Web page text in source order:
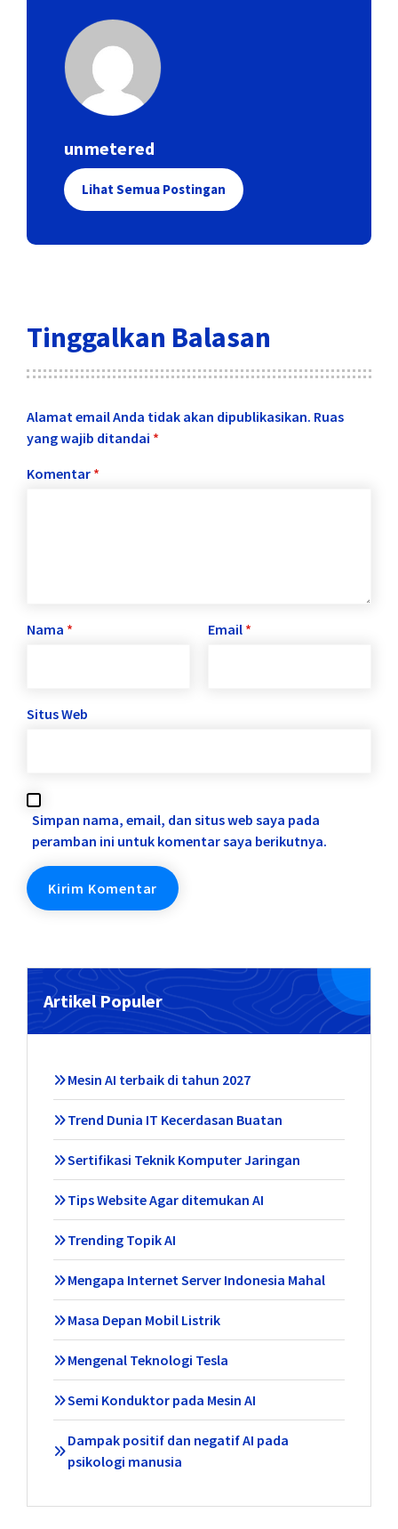
unmetered
Lihat Semua Postingan
Tinggalkan Balasan
Alamat email Anda tidak akan dipublikasikan. Ruas
yang wajib ditandai *
Komentar *
Nama * Email *
Situs Web
Simpan nama, email, dan situs web saya pada
peramban ini untuk komentar saya berikutnya.
Artikel Populer
Mesin AI terbaik di tahun 2027
Trend Dunia IT Kecerdasan Buatan
Sertifikasi Teknik Komputer Jaringan
Tips Website Agar ditemukan AI
Trending Topik AI
Mengapa Internet Server Indonesia Mahal
Masa Depan Mobil Listrik
Mengenal Teknologi Tesla
Semi Konduktor pada Mesin AI
Dampak positif dan negatif AI pada
psikologi manusia